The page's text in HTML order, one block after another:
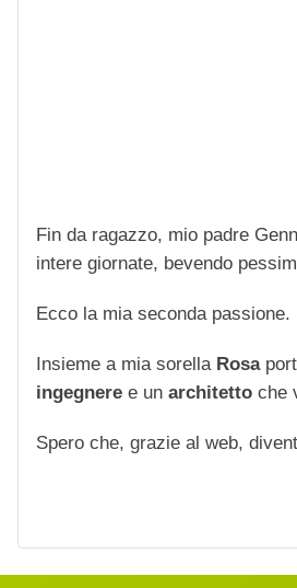
Fin da ragazzo, mio padre
intere giornate, bevendo
Ecco la mia seconda
Insieme a mia sorella Rosa
ingegnere e un architetto che
Spero che, grazie al web,